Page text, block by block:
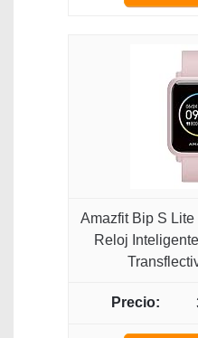
Amazfit Bip S
Reloj